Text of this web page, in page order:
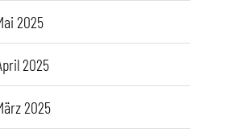
2025
2025
2025